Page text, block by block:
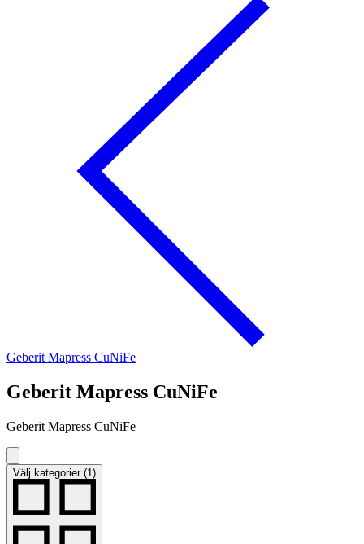
Geberit Mapress CuNiFe
Geberit Mapress CuNiFe
Geberit Mapress CuNiFe
Välj kategorier (1)